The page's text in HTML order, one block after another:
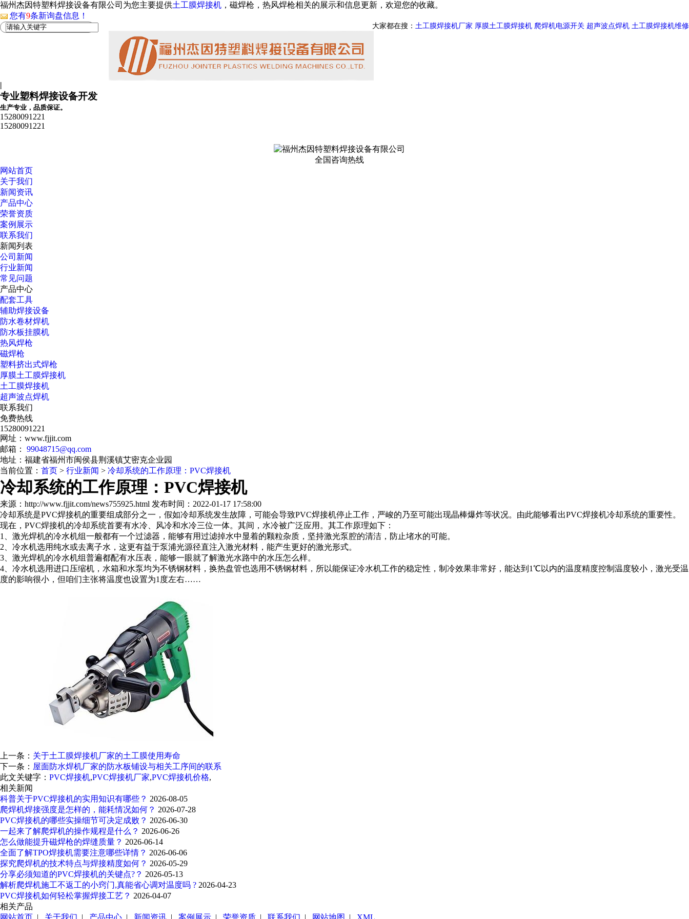
福州杰因特塑料焊接设备有限公司为您主要提供土工膜焊接机 ，磁焊枪，热风焊枪相关的展示和信息更新，欢迎您的收藏。
您有9条新询盘信息！
大家都在搜： 土工膜焊接机厂家 厚膜土工膜焊接机 爬焊机电源开关 超声波点焊机 土工膜焊接机维修
|
专业塑料焊接设备开发
生产专业，品质保证。
15280091221
15280091221
全国咨询热线
网站首页
关于我们
新闻资讯
产品中心
荣誉资质
案例展示
联系我们
新闻列表
公司新闻
行业新闻
常见问题
产品中心
配套工具
辅助焊接设备
防水卷材焊机
防水板挂膜机
热风焊枪
磁焊枪
塑料挤出式焊枪
厚膜土工膜焊接机
土工膜焊接机
超声波点焊机
联系我们
免费热线
15280091221
网址：www.fjjit.com
邮箱： 99048715@qq.com
地址：福建省福州市闽侯县荆溪镇艾密克企业园
当前位置： 首页 > 行业新闻 > 冷却系统的工作原理：PVC焊接机
冷却系统的工作原理：PVC焊接机
来源：http://www.fjjit.com/news755925.html 发布时间：2022-01-17 17:58:00
冷却系统是PVC焊接机的重要组成部分之一，假如冷却系统发生故障，可能会导致PVC焊接机停止工作，严峻的乃至可能出现晶棒爆炸等状况。由此能够看出PVC焊接机冷却系统的重要性。
现在，PVC焊接机的冷却系统首要有水冷、风冷和水冷三位一体。其间，水冷被广泛应用。其工作原理如下：
1、激光焊机的冷水机组一般都有一个过滤器，能够有用过滤掉水中显着的颗粒杂质，坚持激光泵腔的清洁，防止堵水的可能。
2、冷水机选用纯水或去离子水，这更有益于泵浦光源径直注入激光材料，能产生更好的激光形式。
3、激光焊机的冷水机组普遍都配有水压表，能够一眼就了解激光水路中的水压怎么样。
4、冷水机选用进口压缩机，水箱和水泵均为不锈钢材料，换热盘管也选用不锈钢材料，所以能保证冷水机工作的稳定性，制冷效果非常好，能达到1℃以内的温度精度控制温度较小，激光受温
度的影响很小，但咱们主张将温度也设置为1度左右……
上一条： 关于土工膜焊接机厂家的土工膜使用寿命
下一条： 屋面防水焊机厂家的防水板铺设与相关工序间的联系
此文关键字： PVC焊接机,PVC焊接机厂家,PVC焊接机价格,
相关新闻
科普关于PVC焊接机的实用知识有哪些？ 2026-08-05
爬焊机焊接强度是怎样的，能耗情况如何？ 2026-07-28
PVC焊接机的哪些实操细节可决定成败？ 2026-06-30
一起来了解爬焊机的操作规程是什么？ 2026-06-26
怎么做能提升磁焊枪的焊缝质量？ 2026-06-14
全面了解TPO焊接机需要注意哪些详情？ 2026-06-06
探究爬焊机的技术特点与焊接精度如何？ 2026-05-29
分享必须知道的PVC焊接机的关键点?？ 2026-05-13
解析爬焊机施工不返工的小窍门,真能省心调对温度吗 ? 2026-04-23
PVC焊接机如何轻松掌握焊接工艺？ 2026-04-07
相关产品
网站首页 | 关于我们 | 产品中心 | 新闻资讯 | 案例展示 | 荣誉资质 | 联系我们 | 网站地图 | XML